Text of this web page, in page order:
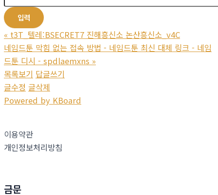
« t3T_텔레:BSECRET7 진해흥신소 논산흥신소_v4C
네임드툰 막힘 없는 접속 방법 - 네임드툰 최신 대체 링크 - 네임
드툰 디시 - spdlaemxns »
목록보기 답글쓰기
글수정 글삭제
Powered by KBoard
이용약관
개인정보처리방침
금문